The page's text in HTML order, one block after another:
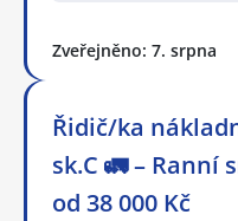
Zveřejněno: 7. srpna
Řidič/ka
sk.C 🚛 – Ranní
od 38 000 Kč